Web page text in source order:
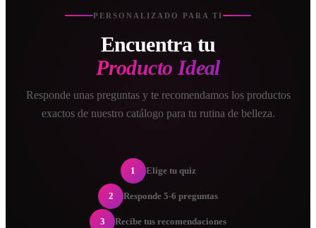
PERSONALIZADO PARA TI
Encuentra tu
Producto Ideal
Responde unas preguntas y te recomendamos los productos
exactos de nuestro catálogo para tu rutina de belleza.
1 Elige tu quiz
2 Responde 5-6 preguntas
3 Recibe tus recomendaciones